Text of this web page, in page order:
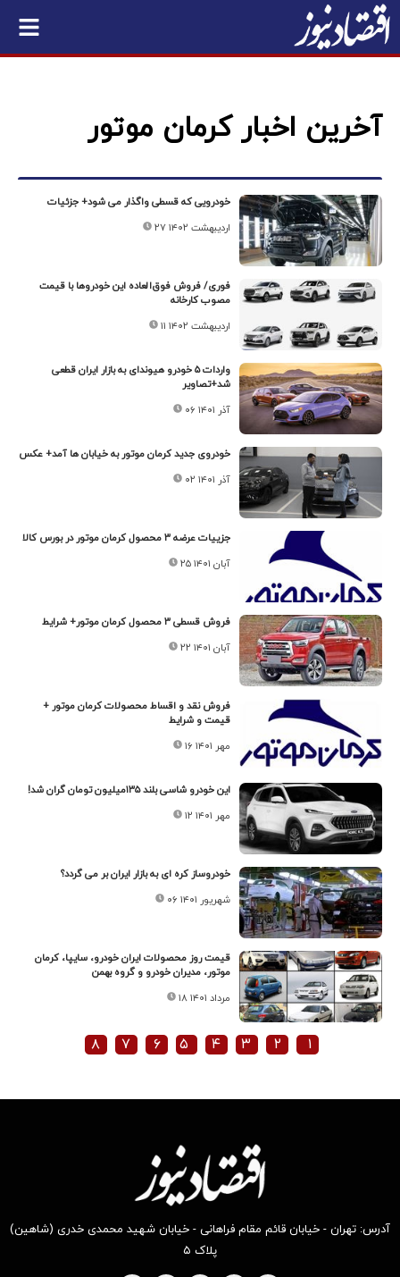
آخرین اخبار کرمان موتور
خودرویی که قسطی واگذار می شود+ جزئیات
۲۷ اردیبهشت ۱۴۰۲
فوری/ فروش فوق‌العاده این خودروها با قیمت
مصوب کارخانه
۱۱ اردیبهشت ۱۴۰۲
واردات ۵ خودرو هیوندای به بازار ایران قطعی
شد+تصاویر
۰۶ آذر ۱۴۰۱
خودروی جدید کرمان موتور به خیابان ها آمد+ عکس
۰۲ آذر ۱۴۰۱
جزییات عرضه ۳ محصول کرمان موتور در بورس کالا
۲۵ آبان ۱۴۰۱
فروش قسطی ۳ محصول کرمان موتور+ شرایط
۲۲ آبان ۱۴۰۱
فروش نقد و اقساط محصولات کرمان موتور +
قیمت و شرایط
۱۶ مهر ۱۴۰۱
این خودرو شاسی بلند ۱۳۵میلیون تومان گران شد!
۱۲ مهر ۱۴۰۱
خودروساز کره ای به بازار ایران بر می گردد؟
۰۶ شهریور ۱۴۰۱
قیمت روز محصولات ایران خودرو، سایپا، کرمان
موتور، مدیران خودرو و گروه بهمن
۱۸ مرداد ۱۴۰۱
۱ ۲ ۳ ۴ ۵ ۶ ۷ ۸
آدرس: تهران - خیابان قائم مقام فراهانی - خیابان شهید محمدی خدری (شاهین)
پلاک ۵